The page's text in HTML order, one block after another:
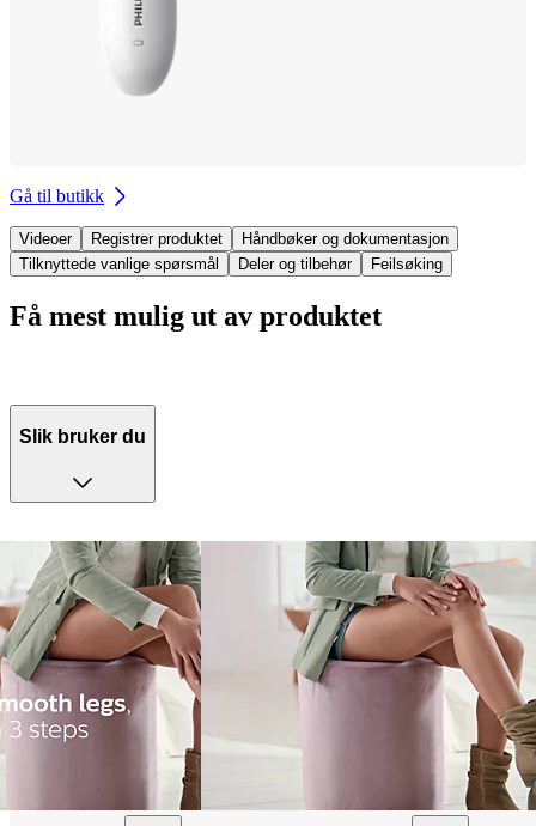
Gå til butikk
Videoer Registrer produktet
Håndbøker og dokumentasjon
Tilknyttede vanlige spørsmål
Deler og tilbehør Feilsøking
Få mest mulig ut av produktet
Slik bruker du